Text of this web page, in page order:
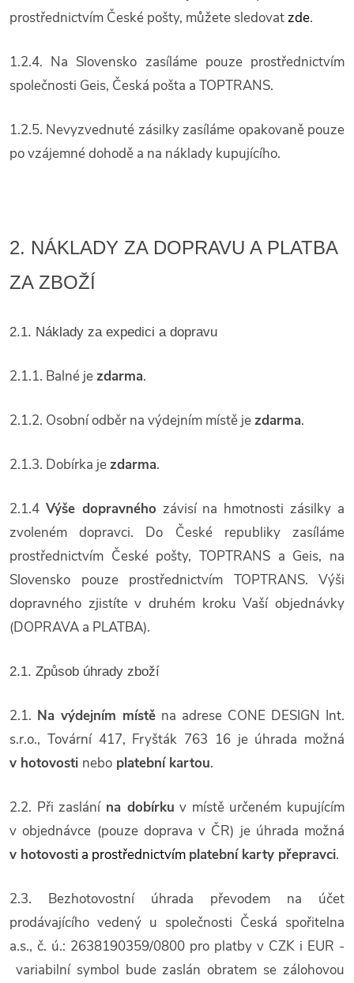
prostřednictvím České pošty, můžete sledovatzde.
1.2.4. Na Slovensko zasíláme pouze prostřednictvím
společnosti Geis, Česká pošta a TOPTRANS.
1.2.5. Nevyzvednuté zásilky zasíláme opakovaně pouze
po vzájemné dohodě a na náklady kupujícího.
2. NÁKLADY ZA DOPRAVU A PLATBA
ZA ZBOŽÍ
2.1. Náklady za expedici a dopravu
2.1.1. Balné jezdarma.
2.1.2. Osobní odběr na výdejním místě jezdarma.
2.1.3. Dobírka jezdarma.
2.1.4 Výše dopravného závisí na hmotnosti zásilky a
zvoleném dopravci. Do České republiky zasíláme
prostřednictvím České pošty, TOPTRANS a Geis, na
Slovensko pouze prostřednictvím TOPTRANS. Výši
dopravného zjistíte v druhém kroku Vaší objednávky
(DOPRAVA a PLATBA).
2.1. Způsob úhrady zboží
2.1. Na výdejním místě na adrese CONE DESIGN Int.
s.r.o., Tovární 417, Fryšták 763 16 je úhrada možná
v hotovosti nebo platební kartou.
2.2. Při zaslání na dobírku v místě určeném kupujícím
v objednávce (pouze doprava v ČR) je úhrada možná
v hotovosti a prostřednictvím platební karty přepravci.
2.3. Bezhotovostní úhrada převodem na účet
prodávajícího vedený u společnosti Česká spořitelna
a.s., č. ú.: 2638190359/0800 pro platby v CZK i EUR -
variabilní symbol bude zaslán obratem se zálohovou